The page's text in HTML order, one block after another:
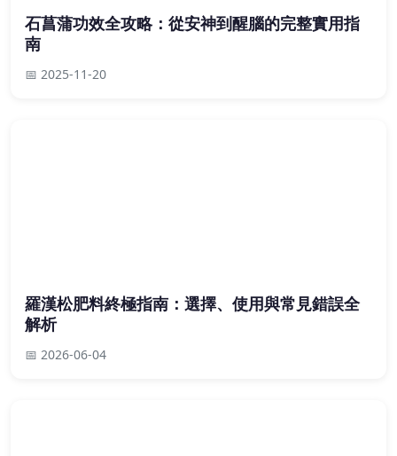
石菖蒲功效全攻略：從安神到醒腦的完整實用指
南
📅 2025-11-20
羅漢松肥料終極指南：選擇、使用與常見錯誤全
解析
📅 2026-06-04